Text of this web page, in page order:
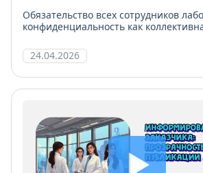
Обязательство всех сотрудников
конфиденциальность как
24.04.2026